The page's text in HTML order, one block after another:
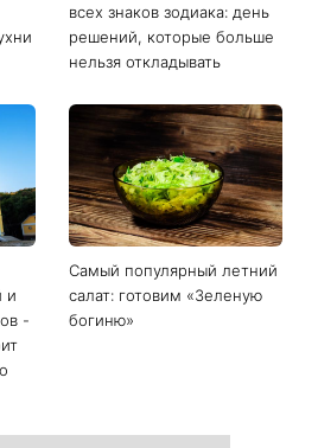
всех знаков зодиака: день
решений, которые больше
нельзя откладывать
и
-
Самый популярный летний
салат: готовим «Зеленую
богиню»